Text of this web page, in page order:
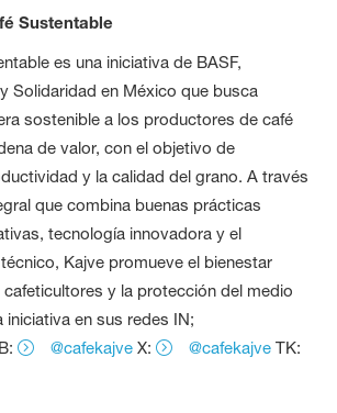
Sustentable
es una iniciativa de BASF,
Solidaridad en México que busca
sostenible a los productores de café
de valor, con el objetivo de
y la calidad del grano. A través
que combina buenas prácticas
tecnología innovadora y el
Kajve promueve el bienestar
y la protección del medio
iniciativa en sus redes IN;
@cafekajve X: @cafekajve TK: